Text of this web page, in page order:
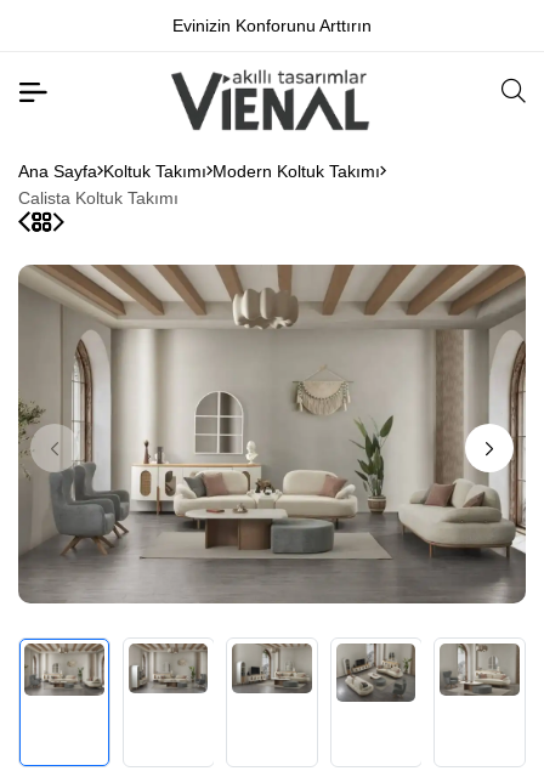
Evinizin Konforunu Arttırın
Ana Sayfa Koltuk Takımı Modern Koltuk Takımı
Calista Koltuk Takımı